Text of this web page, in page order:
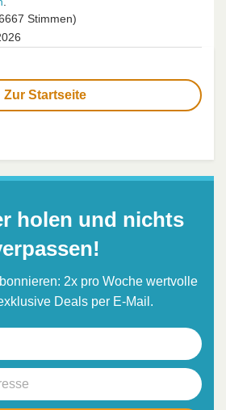
Stimmen)
Zur Startseite
holen und nichts
2x pro Woche wertvolle
Deals per E-Mail.